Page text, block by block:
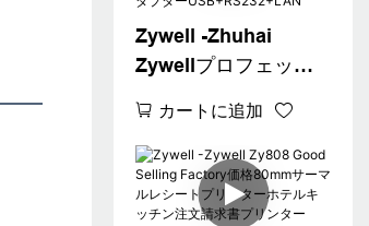
Zywell -Zhuhai
Zywellプロフェッシ
ートプリンター80mm
POSチケットプリン
ターZy808ビルトイン
アダプター
カートに追加